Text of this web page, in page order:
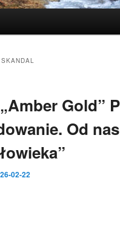
SKANDAL
Gold”
Od
02-22